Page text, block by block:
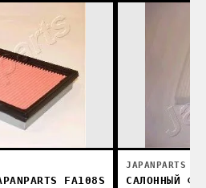
FA108S
JAPANPARTS
САЛОННЫЙ